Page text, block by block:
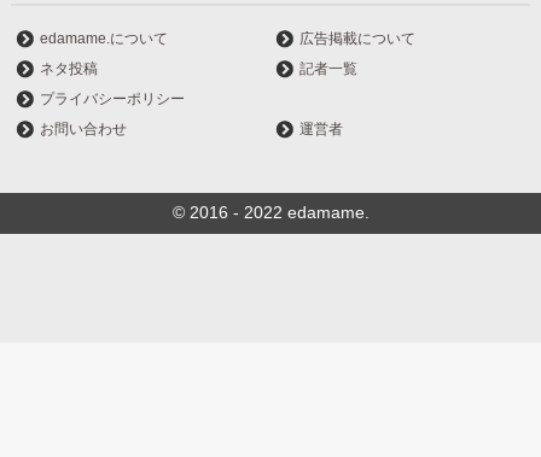
edamame.について
広告掲載について
ネタ投稿
記者一覧
プライバシーポリシー
お問い合わせ
運営者
© 2016 - 2022 edamame.